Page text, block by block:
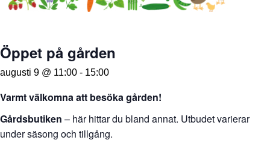
Öppet på gården
augusti 9 @ 11:00 - 15:00
Varmt välkomna att besöka gården!
Gårdsbutiken – här hittar du bland annat. Utbudet varierar
under säsong och tillgång.